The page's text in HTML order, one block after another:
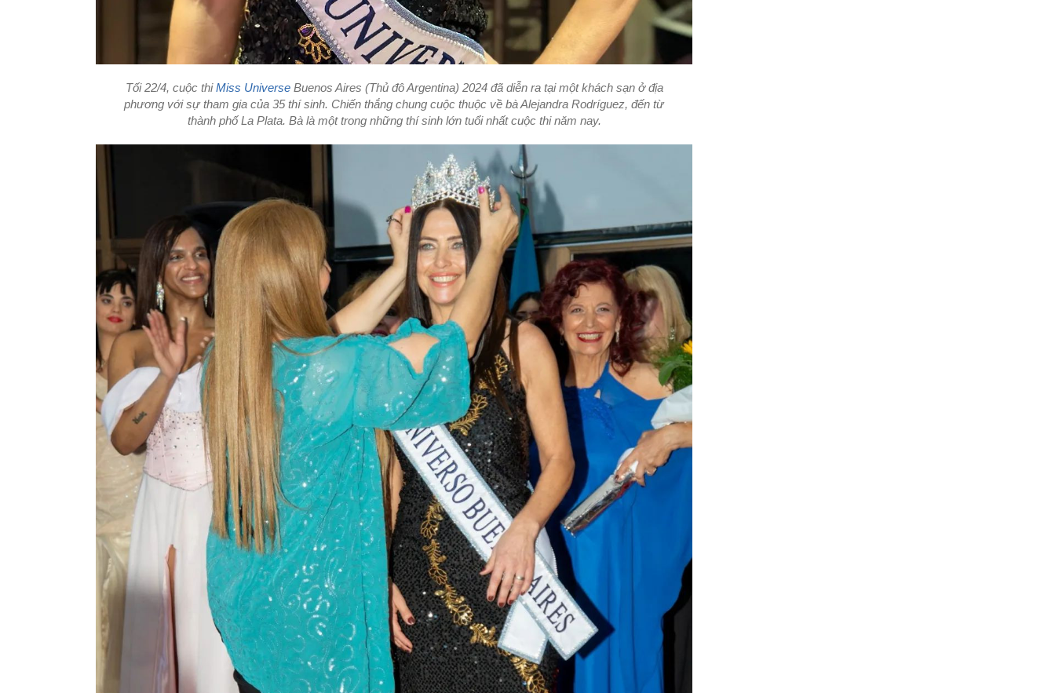
Tối 22/4, cuộc thiMiss UniverseBuenos Aires (Thủ đô Argentina) 2024 đã diễn ra tại một khách sạn ở địa
phương với sự tham gia của 35 thí sinh. Chiến thắng chung cuộc thuộc về bà Alejandra Rodríguez, đến từ
thành phố La Plata. Bà là một trong những thí sinh lớn tuổi nhất cuộc thi năm nay.